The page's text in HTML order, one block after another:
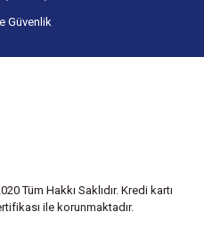
Güvenlik
Tüm Hakkı Saklıdır. Kredi kartı
ile korunmaktadır.